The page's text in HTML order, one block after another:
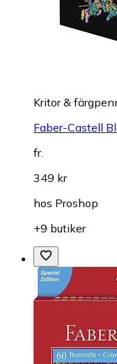
Kritor &
Faber-Castell
fr.
349 kr
hos Proshop
+9 butiker